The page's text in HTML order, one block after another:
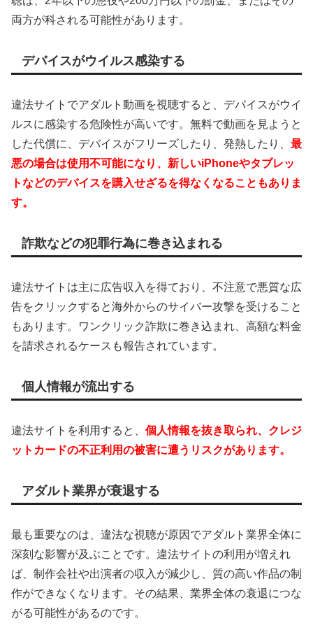
両方が科される可能性があります。
デバイスがウイルス感染する
違法サイトでアダルト動画を視聴すると、デバイスがウイ
ルスに感染する危険性が高いです。無料で動画を見ようと
した代償に、デバイスがフリーズしたり、発熱したり、 最
悪の場合は使用不可能になり、新しいiPhoneやタブレッ
トなどのデバイスを購入せざるを得なくなることもありま
す。
詐欺などの犯罪行為に巻き込まれる
違法サイトは主に広告収入を得ており、不注意で悪質な広
告をクリックすると海外からのサイバー攻撃を受けること
もあります。ワンクリック詐欺に巻き込まれ、高額な料金
を請求されるケースも報告されています。
個人情報が流出する
違法サイトを利用すると、 個人情報を抜き取られ、クレジ
ットカードの不正利用の被害に遭うリスクがあります。
アダルト業界が衰退する
最も重要なのは、違法な視聴が原因でアダルト業界全体に
深刻な影響が及ぶことです。違法サイトの利用が増えれ
ば、制作会社や出演者の収入が減少し、質の高い作品の制
作ができなくなります。その結果、業界全体の衰退につな
がる可能性があるのです。